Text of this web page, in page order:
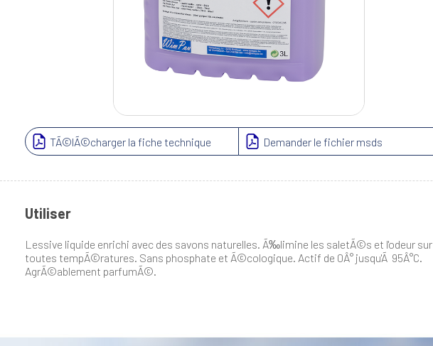
TÃ©lÃ©charger la fiche technique Demander le fichier msds
Utiliser
Lessive liquide enrichi avec des savons naturelles. Ã‰limine les saletÃ©s et l'odeur sur
toutes tempÃ©ratures. Sans phosphate et Ã©cologique. Actif de 0Â° jusqu'Ã 95Â°C.
AgrÃ©ablement parfumÃ©.